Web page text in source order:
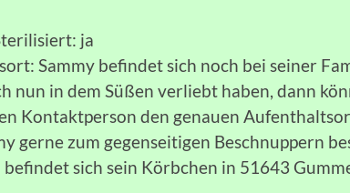
ja
Sammy befindet sich noch bei seiner
nun in dem Süßen verliebt haben, dann
Kontaktperson den genauen
gerne zum gegenseitigen Beschnuppern
sich sein Körbchen in 51643